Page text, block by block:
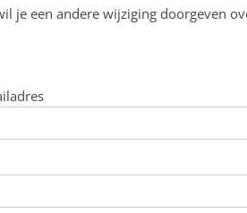
je een andere wijziging doorgeven